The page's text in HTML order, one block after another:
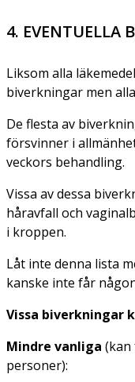
4. EVENTUELLA
Liksom alla
biverkningar men
De flesta av
försvinner i
veckors behandling.
Vissa av dessa
håravfall och
i kroppen.
Låt inte denna lista
kanske inte får
Vissa biverkningar
Mindre vanliga (kan
personer):